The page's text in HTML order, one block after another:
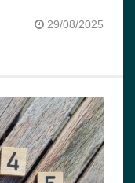
29/08/2025